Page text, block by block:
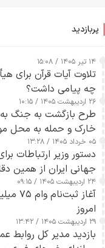
پربازدید
۱۴ تیر ۱۴۰۵ / ۱۵:۰۸
تلاوت آیات قرآن برای
چه پیامی داشت؟
۲۶ اردیبهشت ۱۴۰۵ / ۱۰:۱۵
طرح‌ بازگشت به جنگ
خارک و حمله به محل
۰۵ خرداد ۱۴۰۵ / ۱۳:۲۸
دستور وزیر ارتباطات
جهانی ایران از همین
تا ۲۴ ساعت آینده
۲۴ اردیبهشت ۱۴۰۵ / ۰۹:۱۵
آغاز
امروز
۲۹ اردیبهشت ۱۴۰۵ / ۱۳:۴۲
بازدید مدیر کل روابط